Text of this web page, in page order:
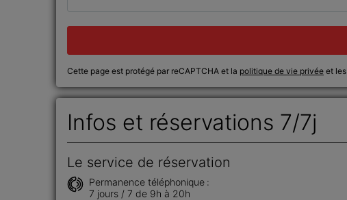
Cette page est protégé par reCAPTCHA et la politique de vie privée et les
Infos et réservations 7/7j
Le service de réservation
Permanence téléphonique :
7 jours / 7 de 9h à 20h